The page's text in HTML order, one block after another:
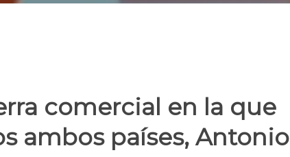
comercial en la que
ambos países, Antonio